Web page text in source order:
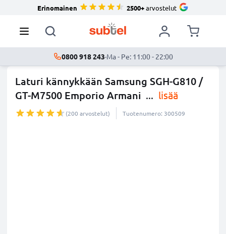
Erinomainen 2500+arvostelut
0800 918 243·Ma - Pe: 11:00 - 22:00
Laturi kännykkään Samsung SGH-G810 /
GT-M7500 Emporio Armani ... lisää
(200 arvostelut) Tuotenumero: 300509